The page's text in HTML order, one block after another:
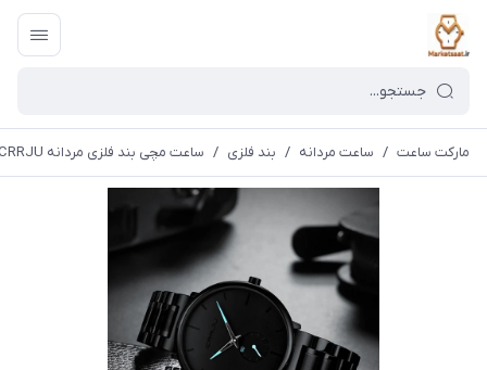
مارکت ساعت / ساعت مردانه / بند فلزی / ساعت مچی بند فلزی مردانه CRRJU